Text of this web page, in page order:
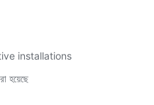
installations
হয়েছে